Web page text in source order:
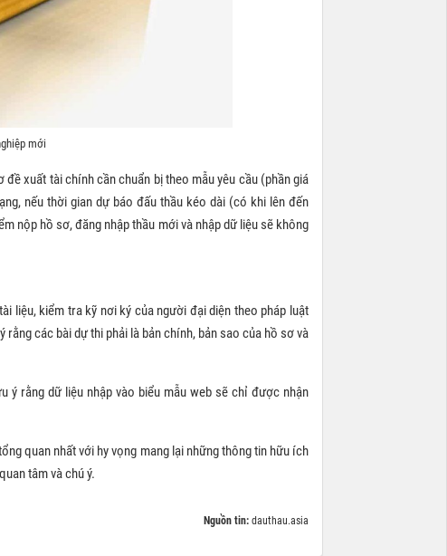
mới
xuất tài chính cần chuẩn bị theo mẫu yêu cầu (phần giá
nếu thời gian dự báo đấu thầu kéo dài (có khi lên đến
nộp hồ sơ, đăng nhập thầu mới và nhập dữ liệu sẽ không
liệu, kiểm tra kỹ nơi ký của người đại diện theo pháp luật
các bài dự thi phải là bản chính, bản sao của hồ sơ và
ý rằng dữ liệu nhập vào biểu mẫu web sẽ chỉ được nhận
quan nhất với hy vọng mang lại những thông tin hữu ích
tâm và chú ý.
Nguồn tin: dauthau.asia